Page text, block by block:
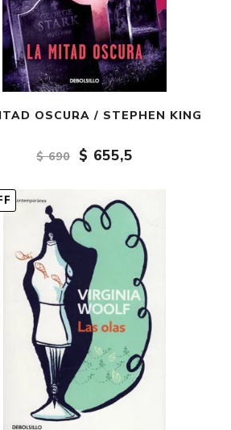
OSCURA / STEPHEN KING
$ 690 $ 655,5